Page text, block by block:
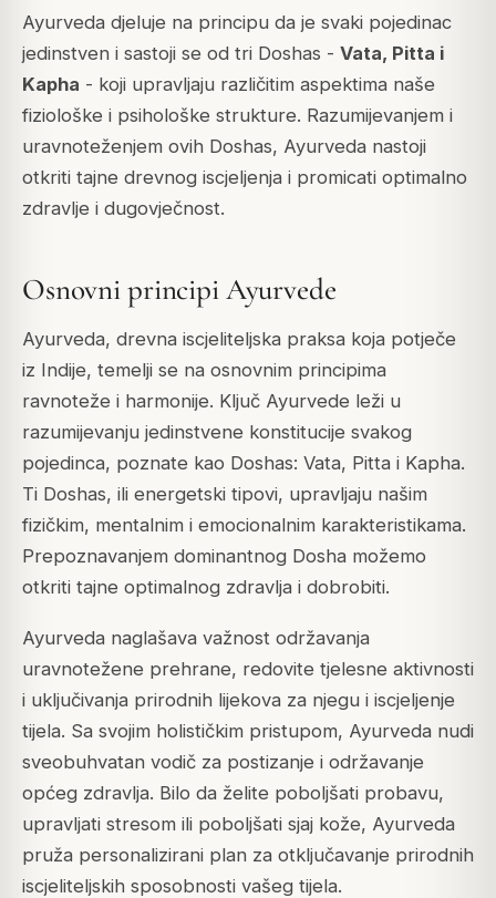
Ayurveda djeluje na principu da je svaki pojedinac
jedinstven i sastoji se od tri Doshas - Vata, Pitta i
Kapha - koji upravljaju različitim aspektima naše
fiziološke i psihološke strukture. Razumijevanjem i
uravnoteženjem ovih Doshas, Ayurveda nastoji
otkriti tajne drevnog iscjeljenja i promicati optimalno
zdravlje i dugovječnost.
Osnovni principi Ayurvede
Ayurveda, drevna iscjeliteljska praksa koja potječe
iz Indije, temelji se na osnovnim principima
ravnoteže i harmonije. Ključ Ayurvede leži u
razumijevanju jedinstvene konstitucije svakog
pojedinca, poznate kao Doshas: Vata, Pitta i Kapha.
Ti Doshas, ili energetski tipovi, upravljaju našim
fizičkim, mentalnim i emocionalnim karakteristikama.
Prepoznavanjem dominantnog Dosha možemo
otkriti tajne optimalnog zdravlja i dobrobiti.
Ayurveda naglašava važnost održavanja
uravnotežene prehrane, redovite tjelesne aktivnosti
i uključivanja prirodnih lijekova za njegu i iscjeljenje
tijela. Sa svojim holističkim pristupom, Ayurveda nudi
sveobuhvatan vodič za postizanje i održavanje
općeg zdravlja. Bilo da želite poboljšati probavu,
upravljati stresom ili poboljšati sjaj kože, Ayurveda
pruža personalizirani plan za otključavanje prirodnih
iscjeliteljskih sposobnosti vašeg tijela.